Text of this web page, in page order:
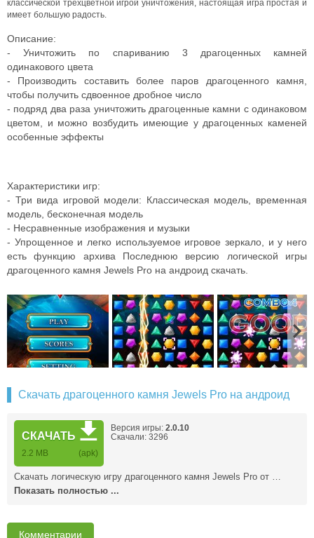
классической трехцветной игрой уничтожения, настоящая игра простая и
имеет большую радость.
Описание:
- Уничтожить по спариванию 3 драгоценных камней
одинакового цвета
- Производить составить более паров драгоценного камня,
чтобы получить сдвоенное дробное число
- подряд два раза уничтожить драгоценные камни с одинаковом
цветом, и можно возбудить имеющие у драгоценных каменей
особенные эффекты
Характеристики игр:
- Три вида игровой модели: Классическая модель, временная
модель, бесконечная модель
- Несравненные изображения и музыки
- Упрощенное и легко используемое игровое зеркало, и у него
есть функцию архива Последнюю версию логической игры
драгоценного камня Jewels Pro на андроид скачать.
Скачать драгоценного камня Jewels Pro на андроид
СКАЧАТЬ
2.2 MB (apk)
Версия игры: 2.0.10
Скачали: 3296
Скачать логическую игру драгоценного камня Jewels Pro от …
Показать полностью ...
Комментарии